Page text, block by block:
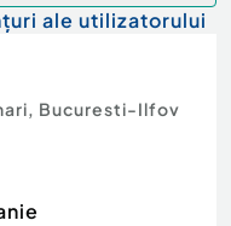
ale utilizatorului
, Bucuresti-Ilfov